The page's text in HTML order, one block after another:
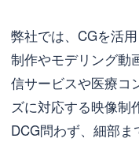
弊社では、CGを活
制作やモデリング動
信サービスや医療コ
ズに対応する映像制
DCG問わず、細部